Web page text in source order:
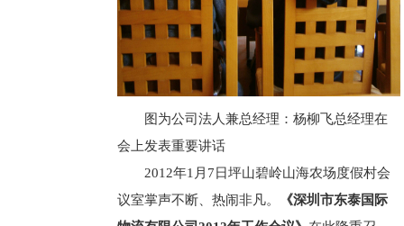
图为公司法人兼总经理：杨柳飞总经理在
会上发表重要讲话
2012年1月7日坪山碧岭山海农场度假村会
议室掌声不断、热闹非凡。
《深圳市东泰国际